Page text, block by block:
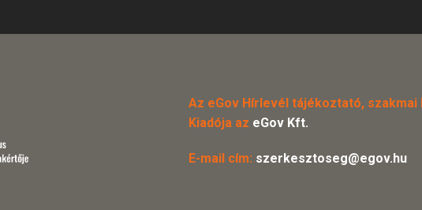
Az eGov Hírlevél tájékoztató, szakmai
Kiadója az eGov Kft.
E-mail cím: szerkesztoseg@egov.hu